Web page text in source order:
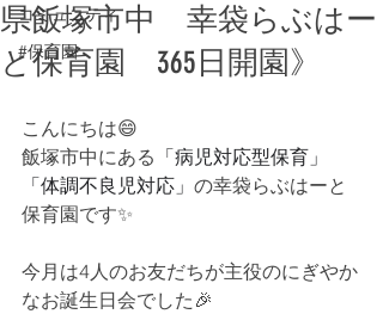
コミュニティ
#保育園
県飯塚市中 幸袋らぶはー
と保育園 365日開園》
こんにちは😄
飯塚市中にある 「病児対応型保育」
「体調不良児対応」 の幸袋らぶはーと
保育園です✨
今月は4人のお友だちが主役のにぎやか
なお誕生日会でした🎉